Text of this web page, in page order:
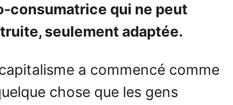
consumatrice qui ne peut
seulement adaptée.
a commencé comme
chose que les gens